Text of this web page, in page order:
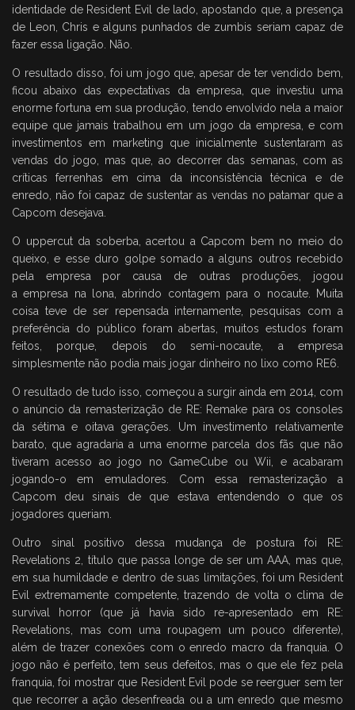
identidade de Resident Evil de lado, apostando que, a presença
de Leon, Chris e alguns punhados de zumbis seriam capaz de
fazer essa ligação. Não.
O resultado disso, foi um jogo que, apesar de ter vendido bem,
ficou abaixo das expectativas da empresa, que investiu uma
enorme fortuna em sua produção, tendo envolvido nela a maior
equipe que jamais trabalhou em um jogo da empresa, e com
investimentos em marketing que inicialmente sustentaram as
vendas do jogo, mas que, ao decorrer das semanas, com as
críticas ferrenhas em cima da inconsistência técnica e de
enredo, não foi capaz de sustentar as vendas no patamar que a
Capcom desejava.
O uppercut da soberba, acertou a Capcom bem no meio do
queixo, e esse duro golpe somado a alguns outros recebido
pela empresa por causa de outras produções, jogou
a empresa na lona, abrindo contagem para o nocaute. Muita
coisa teve de ser repensada internamente, pesquisas com a
preferência do público foram abertas, muitos estudos foram
feitos, porque, depois do semi-nocaute, a empresa
simplesmente não podia mais jogar dinheiro no lixo como RE6.
O resultado de tudo isso, começou a surgir ainda em 2014, com
o anúncio da remasterização de RE: Remake para os consoles
da sétima e oitava gerações. Um investimento relativamente
barato, que agradaria a uma enorme parcela dos fãs que não
tiveram acesso ao jogo no GameCube ou Wii, e acabaram
jogando-o em emuladores. Com essa remasterização a
Capcom deu sinais de que estava entendendo o que os
jogadores queriam.
Outro sinal positivo dessa mudança de postura foi RE:
Revelations 2, título que passa longe de ser um AAA, mas que,
em sua humildade e dentro de suas limitações, foi um Resident
Evil extremamente competente, trazendo de volta o clima de
survival horror (que já havia sido re-apresentado em RE:
Revelations, mas com uma roupagem um pouco diferente),
além de trazer conexões com o enredo macro da franquia. O
jogo não é perfeito, tem seus defeitos, mas o que ele fez pela
franquia, foi mostrar que Resident Evil pode se reerguer sem ter
que recorrer a ação desenfreada ou a um enredo que mesmo